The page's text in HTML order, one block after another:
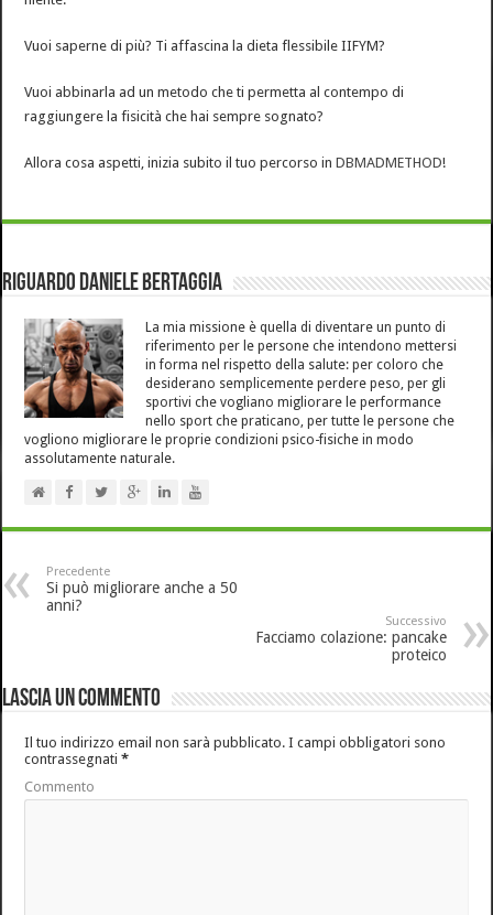
Vuoi saperne di più? Ti affascina la dieta flessibile IIFYM?
Vuoi abbinarla ad un metodo che ti permetta al contempo di
raggiungere la fisicità che hai sempre sognato?
Allora cosa aspetti, inizia subito il tuo percorso inDBMADMETHOD!
Riguardo Daniele Bertaggia
La mia missione è quella di diventare un punto di
riferimento per le persone che intendono mettersi
in forma nel rispetto della salute: per coloro che
desiderano semplicemente perdere peso, per gli
sportivi che vogliano migliorare le performance
nello sport che praticano, per tutte le persone che
vogliono migliorare le proprie condizioni psico-fisiche in modo
assolutamente naturale.
Precedente
Si può migliorare anche a 50
anni?
Successivo
Facciamo colazione: pancake
proteico
Lascia un commento
Il tuo indirizzo email non sarà pubblicato. I campi obbligatori sono
contrassegnati*
Commento